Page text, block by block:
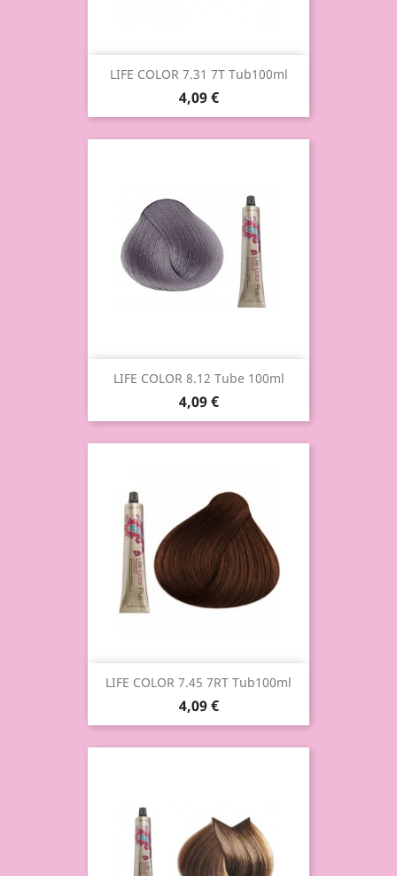
LIFE COLOR 7.31 7T Tub100ml
4,09 €
LIFE COLOR 8.12 Tube 100ml
4,09 €
LIFE COLOR 7.45 7RT Tub100ml
4,09 €